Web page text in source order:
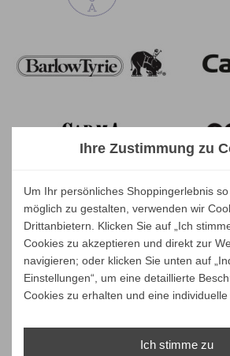
Ihre Zustimmung zu
Um Ihr persönliches Shoppingerlebnis
möglich zu gestalten, verwenden wir
Drittanbietern. Klicken Sie auf „Ich
Cookies zu akzeptieren und direkt zur
navigieren; oder klicken Sie unten auf
Einstellungen“, um eine detaillierte
Cookies zu erhalten und eine individuelle
Ich stimme zu